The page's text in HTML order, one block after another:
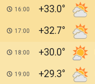
16:00 +33.0
17:00 +32.7
18:00 +30.0
19:00 +29.3